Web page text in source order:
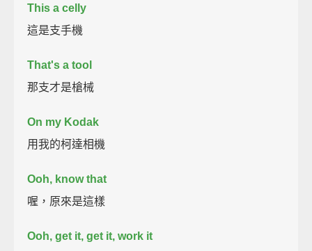
This a celly
這是支手機
That's a tool
那支才是槍械
On my Kodak
用我的柯達相機
Ooh, know that
喔，原來是這樣
Ooh, get it, get it, work it